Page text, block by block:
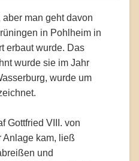
man geht davon
in Pohlheim in
erbaut wurde. Das
wurde sie im Jahr
wurde um
Gottfried VIII. von
Anlage kam, ließ
und